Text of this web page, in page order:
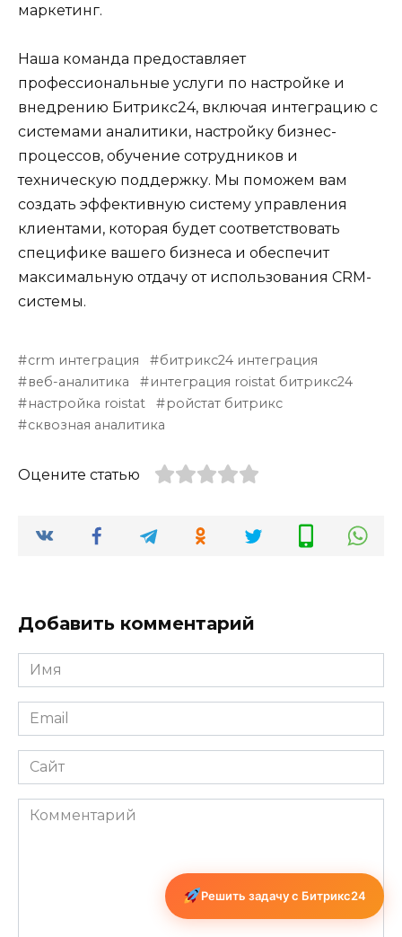
маркетинг.
Наша команда предоставляет
профессиональные услуги по настройке и
внедрению Битрикс24, включая интеграцию с
системами аналитики, настройку бизнес-
процессов, обучение сотрудников и
техническую поддержку. Мы поможем вам
создать эффективную систему управления
клиентами, которая будет соответствовать
специфике вашего бизнеса и обеспечит
максимальную отдачу от использования CRM-
системы.
crm интеграция
битрикс24 интеграция
веб-аналитика
интеграция roistat битрикс24
настройка roistat
ройстат битрикс
сквозная аналитика
Оцените статью
Добавить комментарий
Имя
*
Email
*
Сайт
Комментарий
Решить задачу с Битрикс24